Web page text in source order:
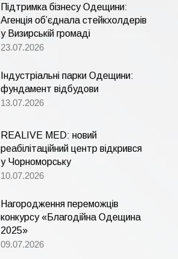
Підтримка бізнесу Одещини:
Агенція об’єднала стейкхолдерів
у Визирській громаді
23.07.2026
Індустріальні парки Одещини:
фундамент відбудови
13.07.2026
REALIVE MED: новий
реабілітаційний центр відкрився
у Чорноморську
10.07.2026
Нагородження переможців
конкурсу «Благодійна Одещина
2025»
09.07.2026